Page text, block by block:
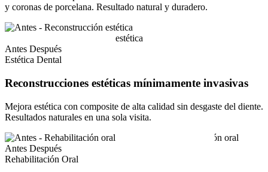
y coronas de porcelana. Resultado natural y duradero.
Antes Después
Estética Dental
Reconstrucciones estéticas mínimamente invasivas
Mejora estética con composite de alta calidad sin desgaste del diente.
Resultados naturales en una sola visita.
Antes Después
Rehabilitación Oral